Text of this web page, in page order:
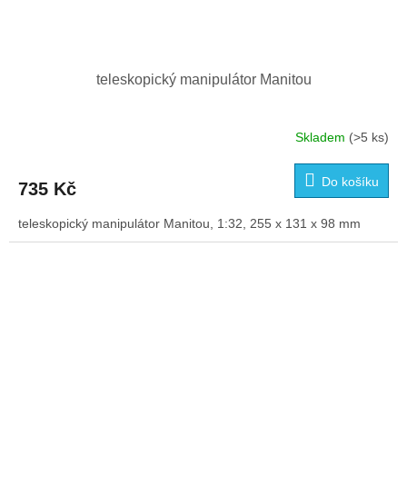
teleskopický manipulátor Manitou
je
z
5
Skladem (>5 ks)
735 Kč Do košíku
teleskopický manipulátor Manitou, 1:32, 255 x 131 x 98 mm